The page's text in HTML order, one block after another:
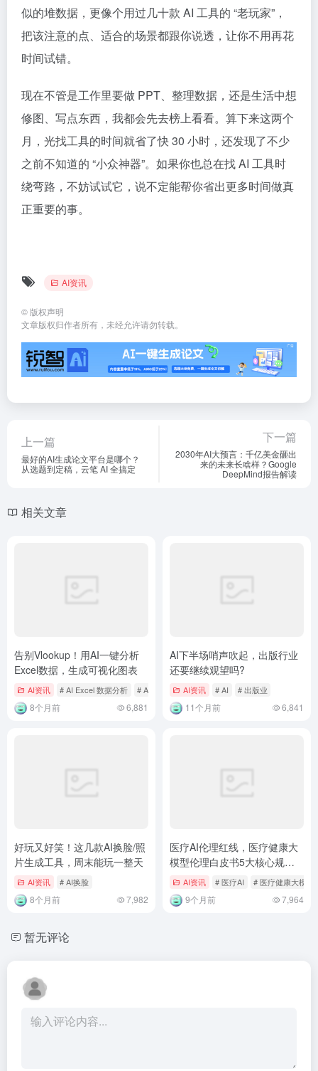
似的堆数据，更像个用过几十款 AI 工具的 “老玩家”，
把该注意的点、适合的场景都跟你说透，让你不用再花
时间试错。​
现在不管是工作里要做 PPT、整理数据，还是生活中想
修图、写点东西，我都会先去榜上看看。算下来这两个
月，光找工具的时间就省了快 30 小时，还发现了不少
之前不知道的 “小众神器”。如果你也总在找 AI 工具时
绕弯路，不妨试试它，说不定能帮你省出更多时间做真
正重要的事。
AI资讯
© 版权声明
文章版权归作者所有，未经允许请勿转载。
上一篇
最好的AI生成论文平台是哪个？
从选题到定稿，云笔 AI 全搞定
下一篇
2030年AI大预言：千亿美金砸出
来的未来长啥样？Google
DeepMind报告解读
相关文章
告别Vlookup！用AI一键分析
Excel数据，生成可视化图表
AI资讯 # AI Excel 数据分析 # AI 工具 # Excel 数据可视化
8个月前 6,881
AI下半场哨声吹起，出版行业
还要继续观望吗?
AI资讯 # AI # 出版业
11个月前 6,841
好玩又好笑！这几款AI换脸/照
片生成工具，周末能玩一整天
AI资讯 # AI换脸
8个月前 7,982
医疗AI伦理红线，医疗健康大
模型伦理白皮书5大核心规则
解读AI资讯 # 医疗AI # 医疗健康大模型
9个月前 7,964
暂无评论